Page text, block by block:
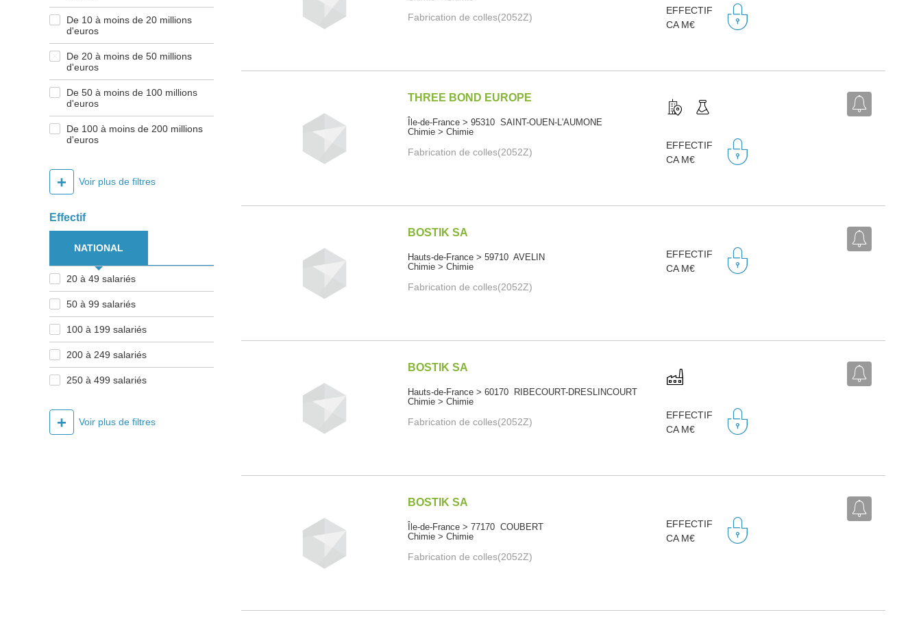
De 10 à moins de 20 millions
d'euros
De 20 à moins de 50 millions
d'euros
De 50 à moins de 100 millions
d'euros
De 100 à moins de 200 millions
d'euros
+ Voir plus de filtres
Effectif
NATIONAL
20 à 49 salariés
50 à 99 salariés
100 à 199 salariés
200 à 249 salariés
250 à 499 salariés
+ Voir plus de filtres
Fabrication de colles(2052Z)
EFFECTIF
CA M€
THREE BOND EUROPE
Île-de-France > 95310 SAINT-OUEN-L'AUMONE
Chimie > Chimie
Fabrication de colles(2052Z)
EFFECTIF
CA M€
BOSTIK SA
Hauts-de-France > 59710 AVELIN
Chimie > Chimie
Fabrication de colles(2052Z)
EFFECTIF
CA M€
BOSTIK SA
Hauts-de-France > 60170 RIBECOURT-DRESLINCOURT
Chimie > Chimie
Fabrication de colles(2052Z)
EFFECTIF
CA M€
BOSTIK SA
Île-de-France > 77170 COUBERT
Chimie > Chimie
Fabrication de colles(2052Z)
EFFECTIF
CA M€